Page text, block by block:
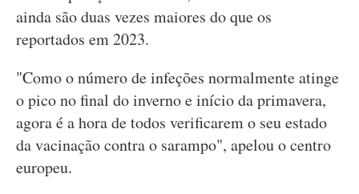
ainda são duas vezes maiores do que os
reportados em 2023.
"Como o número de infeções normalmente atinge
o pico no final do inverno e início da primavera,
agora é a hora de todos verificarem o seu estado
da vacinação contra o sarampo", apelou o centro
europeu.